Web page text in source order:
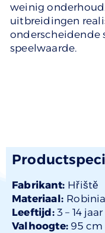
weinig
uitbreidingen
onderscheidende
speelwaarde.
Fabrikant: Hřiště
Materiaal:
Leeftijd:3 – 14 jaar
Valhoogte: 95 cm